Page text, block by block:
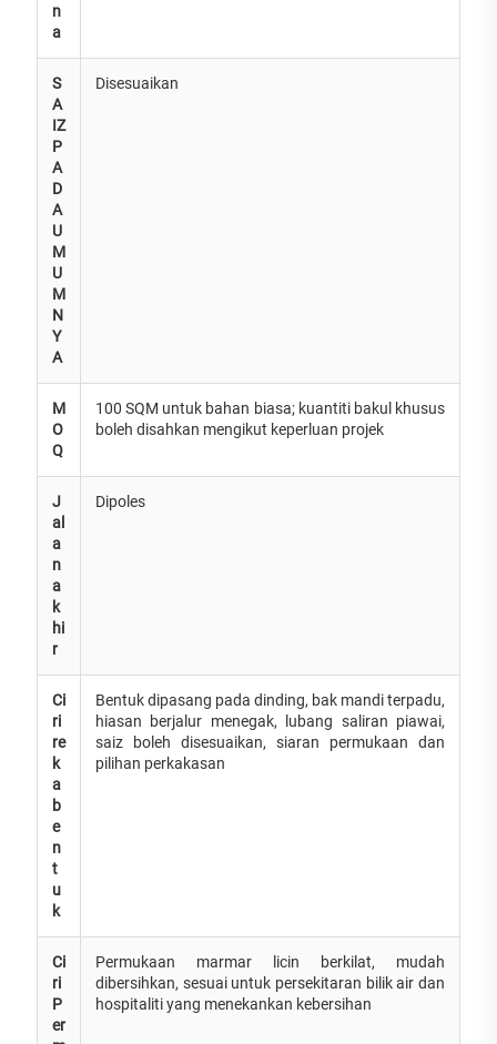
n
a
S
A
IZ
P
A
D
A
U
M
U
M
N
Y
A
Disesuaikan
M
O
Q
100 SQM untuk bahan biasa; kuantiti bakul khusus
boleh disahkan mengikut keperluan projek
J
al
a
n
a
k
hi
r
Dipoles
Ci
ri
re
k
a
b
e
n
t
u
k
Bentuk dipasang pada dinding, bak mandi terpadu,
hiasan berjalur menegak, lubang saliran piawai,
saiz boleh disesuaikan, siaran permukaan dan
pilihan perkakasan
Ci
ri
P
er
Permukaan marmar licin berkilat, mudah
dibersihkan, sesuai untuk persekitaran bilik air dan
hospitaliti yang menekankan kebersihan